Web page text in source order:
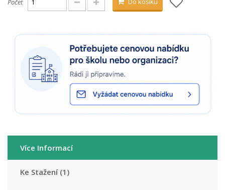
Počet
Více Informací
Ke Stažení (1)